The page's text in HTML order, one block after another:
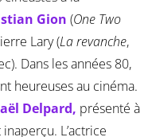
Gion (One Two
Lary (La revanche,
Dans les années 80,
heureuses au cinéma.
Delpard, présenté à
L’actrice